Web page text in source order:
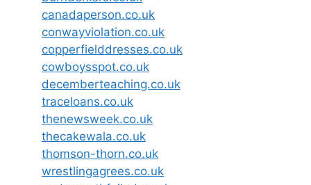
canadaperson.co.uk
conwayviolation.co.uk
copperfielddresses.co.uk
cowboysspot.co.uk
decemberteaching.co.uk
traceloans.co.uk
thenewsweek.co.uk
thecakewala.co.uk
thomson-thorn.co.uk
wrestlingagrees.co.uk